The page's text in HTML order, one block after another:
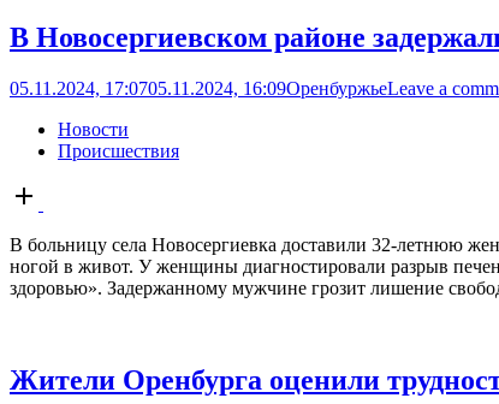
В Новосергиевском районе
05.11.2024, 17:0705.11.2024, 16:09ОренбуржьеLeave a
Новости
Происшествия
Open
post
В больницу села Новосергиевка доставили 32-летнюю
ногой в живот. У женщины диагностировали разрыв
здоровью». Задержанному мужчине грозит лишение
Жители Оренбурга оценили